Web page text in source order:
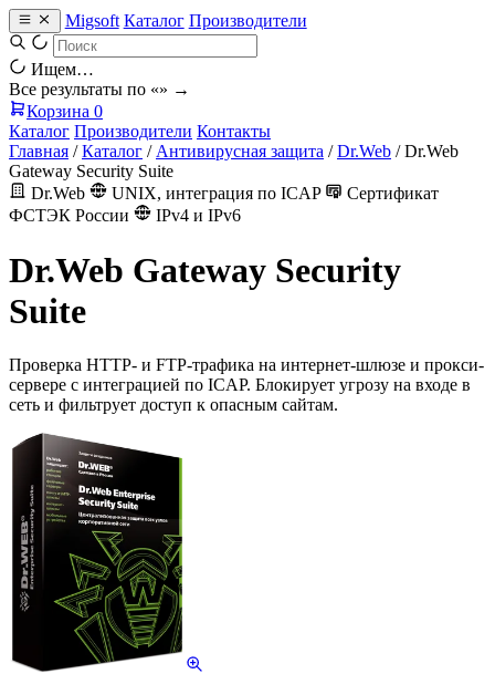
Migsoft Каталог Производители
Ищем…
Все результаты по «» →
Корзина 0
Каталог Производители Контакты
Главная / Каталог / Антивирусная защита / Dr.Web / Dr.Web
Gateway Security Suite
Dr.Web
UNIX, интеграция по ICAP
Сертификат
ФСТЭК России
IPv4 и IPv6
Dr.Web Gateway Security
Suite
Проверка HTTP- и FTP-трафика на интернет-шлюзе и прокси-
сервере с интеграцией по ICAP. Блокирует угрозу на входе в
сеть и фильтрует доступ к опасным сайтам.